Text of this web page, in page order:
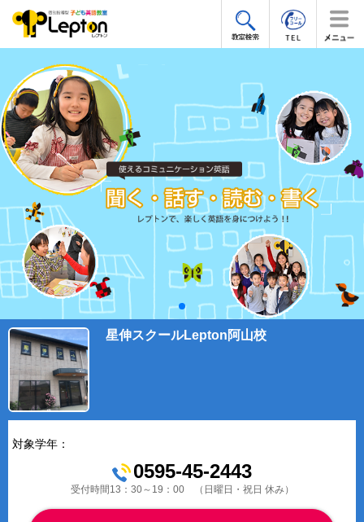
星伸スクールLepton阿山校
対象学年：
0595-45-2443
受付時間13：30～19：00 （日曜日・祝日 休み）